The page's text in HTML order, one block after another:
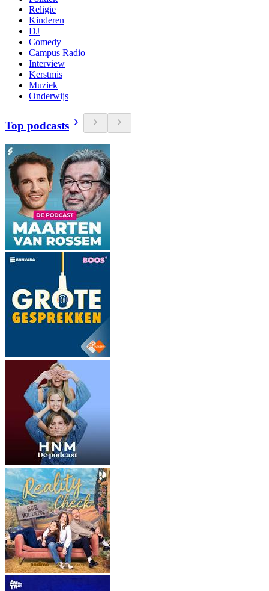
Religie
Kinderen
DJ
Comedy
Campus Radio
Interview
Kerstmis
Muziek
Onderwijs
Top podcasts